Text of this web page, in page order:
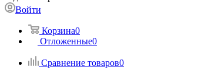
Войти
Корзина0
Отложенные0
Сравнение товаров0